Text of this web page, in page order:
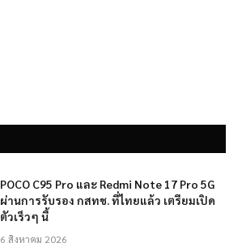
POCO C95 Pro และ Redmi Note 17 Pro 5G
ผ่านการรับรอง กสทช. ที่ไทยแล้ว เตรียมเปิด
ตัวเร็วๆ นี้
6 สิงหาคม 2026